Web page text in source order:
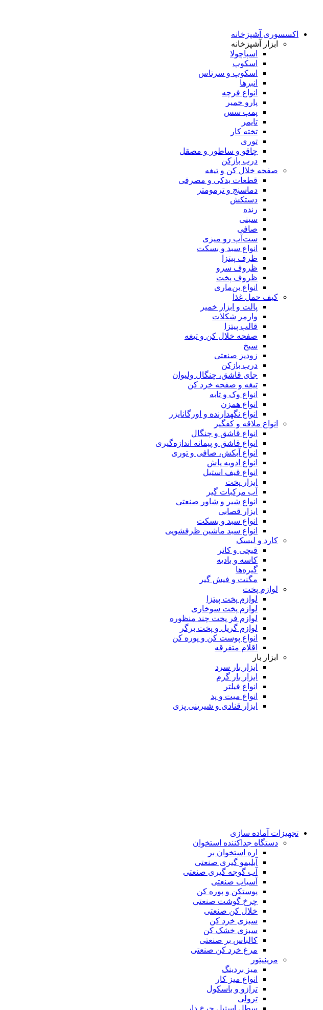
اکسسوری آشپزخانه
ابزار آشپزخانه
اسپاچولا
اسکوپ
اسکوپ و سرتاس
انبرها
انواع فرچه
پارو خمیر
پمپ سس
تایمر
تخته کار
توری
چاقو و ساطور و مصقل
درب بازکن
صفحه خلال کن و تیغه
قطعات یدکی و مصرفی
دماسنج و ترمومتر
دستکش
رنده
سینی
صافی
ست‌آپ رو میزی
انواع سبد و بسکت
ظرف پیتزا
ظروف سرو
ظروف پخت
انواع بن‌ماری
کیف حمل غذا
پالت و ابزار خمیر
وارمر شکلات
قالب پیتزا
صفحه خلال کن و تیغه
سیخ
زودپز صنعتی
درب بازکن
جای قاشق، چنگال ولیوان
تیغه و صفحه خرد کن
انواع وک و تابه
انواع همزن
انواع نگهدارنده و اورگانایزر
انواع ملاقه و کفگیر
انواع قاشق و چنگال
انواع قاشق و پیمانه اندازه‌گیری
انواع آبکش، صافی و توری
انواع ادویه پاش
انواع قیف استیل
ابزار پخت
آب مرکبات گیر
انواع شیر و شاور صنعتی
ابزار قصابی
انواع سبد و بسکت
انواع سبد ماشین ظرفشویی
کارد و لیسک
قیچی و کاتر
کاسه و بادیه
گیره‌ها
مگنت و فیش گیر
لوازم پخت
لوازم پخت پیتزا
لوازم پخت سوخاری
لوازم فر پخت چند منظوره
لوازم گریل و پخت برگر
انواع پوست کن و پوره کن
اقلام متفرقه
ابزار بار
ابزار بار سرد
ابزار بار گرم
انواع فیلتر
انواع میت و پد
ابزار قنادی و شیرینی پزی
تجهیزات آماده سازی
دستگاه جداکننده استخوان
اره استخوان بر
آبلیمو گیری صنعتی
آب گوجه گیری صنعتی
آسیاب صنعتی
پوستکن و پوره کن
چرخ گوشت صنعتی
خلال کن صنعتی
سبزی خرد کن
سبزی خشک کن
کالباس بر صنعتی
مرغ خرد کن صنعتی
مرینیتور
میز بردینگ
انواع میز کار
ترازو و باسکول
ترولی
سطل استیل چرخ دار